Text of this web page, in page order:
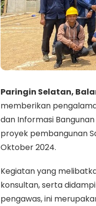
Paringin Selatan,
memberikan
dan Informasi
proyek pembangunan
Oktober 2024.
Kegiatan yang
konsultan, serta
pengawas, ini